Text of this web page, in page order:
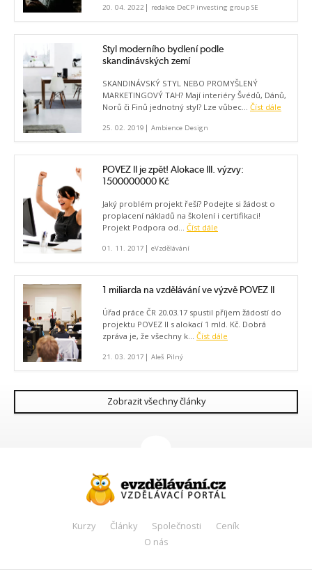
20. 04. 2022 | redakce DeCP investing group SE
Styl moderního bydlení podle
skandinávských zemí
SKANDINÁVSKÝ STYL NEBO PROMYŠLENÝ
MARKETINGOVÝ TAH? Mají interiéry Švédů, Dánů,
Norů či Finů jednotný styl? Lze vůbec... Číst dále
25. 02. 2019 | Ambience Design
POVEZ II je zpět! Alokace III. výzvy:
1500000000 Kč
Jaký problém projekt řeší? Podejte si žádost o
proplacení nákladů na školení i certifikaci!
Projekt Podpora od... Číst dále
01. 11. 2017 | eVzdělávání
1 miliarda na vzdělávání ve výzvě POVEZ II
Úřad práce ČR 20.03.17 spustil příjem žádostí do
projektu POVEZ II s alokací 1 mld. Kč. Dobrá
zpráva je, že všechny k... Číst dále
21. 03. 2017 | Aleš Pilný
Zobrazit všechny články
Kurzy Články Společnosti
Ceník
O nás